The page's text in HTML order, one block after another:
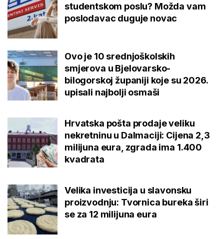
studentskom poslu? Možda vam
poslodavac duguje novac
Ovo je 10 srednjoškolskih
smjerova u Bjelovarsko-
bilogorskoj županiji koje su 2026.
upisali najbolji osmaši
Hrvatska pošta prodaje veliku
nekretninu u Dalmaciji: Cijena 2,3
milijuna eura, zgrada ima 1.400
kvadrata
Velika investicija u slavonsku
proizvodnju: Tvornica bureka širi
se za 12 milijuna eura